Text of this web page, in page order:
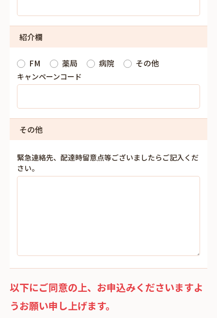
紹介欄
FM 薬局 病院 その他
キャンペーンコード
その他
緊急連絡先、配達時留意点等ございましたらご記入くだ
さい。
以下にご同意の上、お申込みくださいますよ
うお願い申し上げます。